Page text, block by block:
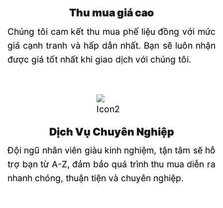
Thu mua giá cao
Chúng tôi cam kết thu mua phế liệu đồng với mức
giá cạnh tranh và hấp dẫn nhất. Bạn sẽ luôn nhận
được giá tốt nhất khi giao dịch với chúng tôi.
Dịch Vụ Chuyên Nghiệp
Đội ngũ nhân viên giàu kinh nghiệm, tận tâm sẽ hỗ
trợ bạn từ A-Z, đảm bảo quá trình thu mua diễn ra
nhanh chóng, thuận tiện và chuyên nghiệp.